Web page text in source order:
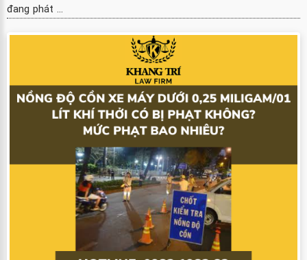
đang phát ...